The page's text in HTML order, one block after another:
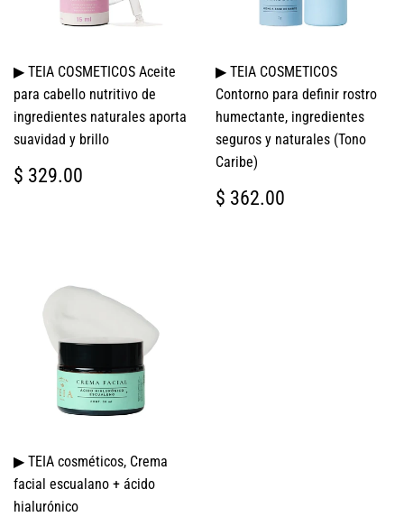
▶ TEIA COSMETICOS Aceite
para cabello nutritivo de
ingredientes naturales aporta
suavidad y brillo
PRECIO
HABITUAL
$ 329.00
▶ TEIA COSMETICOS
Contorno para definir rostro
humectante, ingredientes
seguros y naturales (Tono
Caribe)
PRECIO
HABITUAL
$ 362.00
▶ TEIA cosméticos, Crema
facial escualano + ácido
hialurónico